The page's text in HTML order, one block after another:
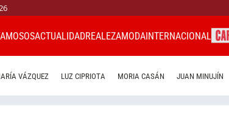
ACTUALIDADREALEZAMODAINTERNACIONAL
VÁZQUEZ LUZ CIPRIOTA MORIA CASÁN JUAN MINUJÍN